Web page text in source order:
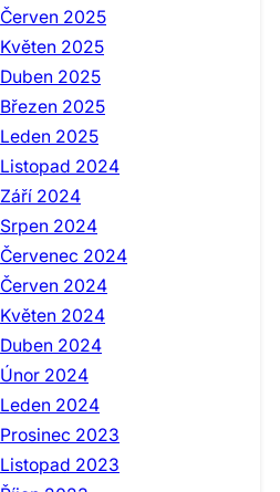
Červen 2025
Květen 2025
Duben 2025
Březen 2025
Leden 2025
Listopad 2024
Září 2024
Srpen 2024
Červenec 2024
Červen 2024
Květen 2024
Duben 2024
Únor 2024
Leden 2024
Prosinec 2023
Listopad 2023